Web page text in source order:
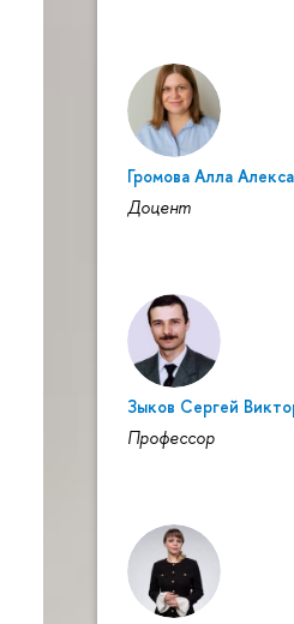
Громова Алла
Доцент
Зыков Сергей
Профессор